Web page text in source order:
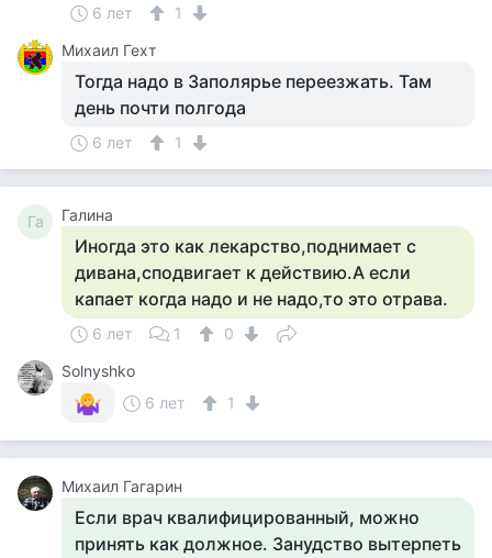
6 лет
1
Михаил Гехт
Тогда надо в Заполярье переезжать. Там
день почти полгода
6 лет 1
Га Галина
Иногда это как лекарство,поднимает с
дивана,сподвигает к действию.А если
капает когда надо и не надо,то это отрава.
6 лет 1
0
Solnyshko
6 лет
1
Михаил Гагарин
Если врач квалифицированный, можно
принять как должное. Занудство вытерпеть